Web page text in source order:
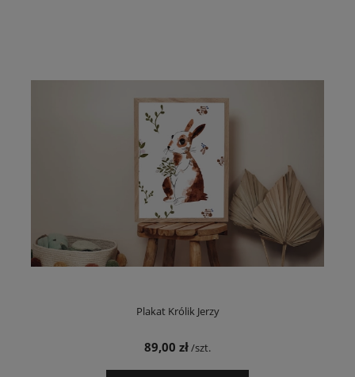
Plakat Królik Jerzy
89,00 zł/szt.